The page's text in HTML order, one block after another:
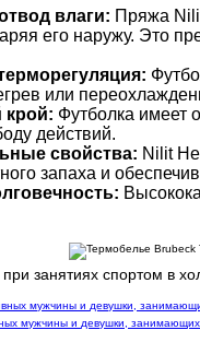
влаги: Пряжа
его наружу. Это
или
крой: Футболка имеет
действий.
свойства: Nilit
запаха и
занятиях спортом в
мужчины и девушки,
мужчины и девушки,